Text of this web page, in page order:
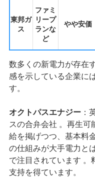
東邦ガ
ス
ファミ
リープ
ランな
ど
やや安価
数多くの新電力が存在
感を示している企業に
す。
オクトパスエナジー：
スの合弁会社 。再生可
給を掲げつつ、基本料
の仕組みが大手電力と
で注目されています 。
支持を得ています。